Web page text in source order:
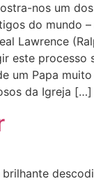
nos um
do mundo
Lawrence
este processo
um Papa
da Igreja […]